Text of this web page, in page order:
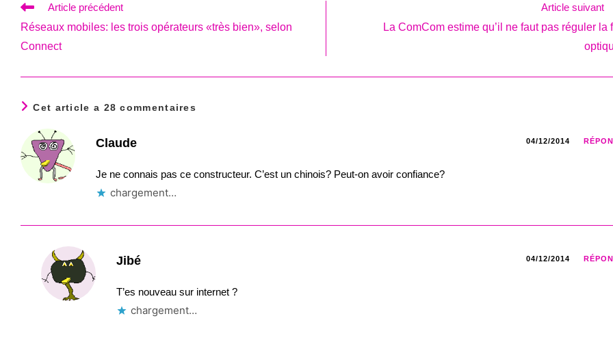
Read
articles
Article précédent
Réseaux mobiles: les trois opérateurs «très bien», selon
Connect
Article suivant
La ComCom estime qu’il ne faut pas réguler la
Cet article a 28 commentaires
Claude 04/12/2014
Je ne connais pas ce constructeur. C’est un chinois? Peut-on avoir confiance?
chargement…
Jibé 04/12/2014
T’es nouveau sur internet ?
chargement…